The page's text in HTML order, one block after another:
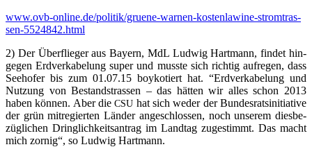
www.ovb-online.de/poli­ti­k/­grue­ne-war­nen-kos­ten­la­wi­ne-strom­tras­
sen-5524842.html
2) Der Über­flie­ger aus Bay­ern, MdL Lud­wig Hart­mann, fin­det hin­
ge­gen Erd­ver­ka­be­lung super und muss­te sich rich­tig auf­re­gen, dass
See­ho­fer bis zum 01.07.15 boy­ko­tiert hat. “Erd­ver­ka­be­lung und
Nut­zung von Bestandstras­sen – das hät­ten wir alles schon 2013
haben kön­nen. Aber dieCSU hat sich weder der Bun­des­rats­in­itia­ti­ve
der grün mit­re­gier­ten Län­der ange­schlos­sen, noch unse­rem dies­be­
züg­li­chen Dring­lich­keits­an­trag im Land­tag zuge­stimmt. Das macht
mich zor­nig“, so Lud­wig Hartmann.